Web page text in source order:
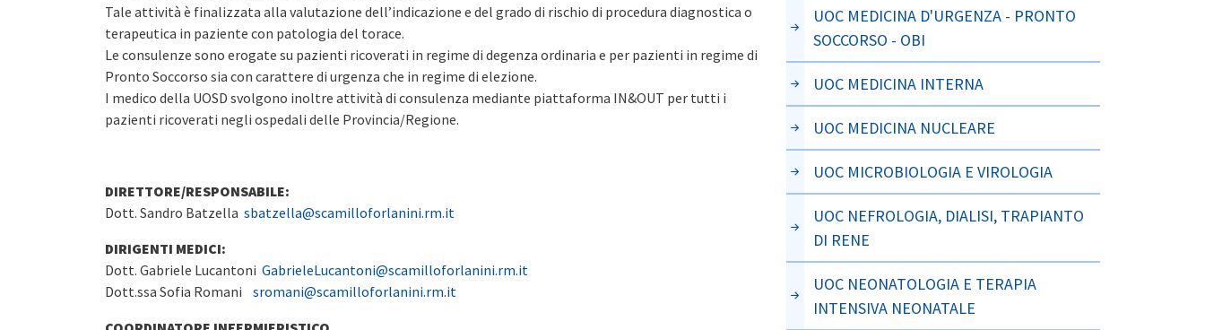
Tale attività è finalizzata alla valutazione dell’indicazione e del grado di rischio di procedura diagnostica o
terapeutica in paziente con patologia del torace.
Le consulenze sono erogate su pazienti ricoverati in regime di degenza ordinaria e per pazienti in regime di
Pronto Soccorso sia con carattere di urgenza che in regime di elezione.
I medico della UOSD svolgono inoltre attività di consulenza mediante piattaforma IN&OUT per tutti i
pazienti ricoverati negli ospedali delle Provincia/Regione.
DIRETTORE/RESPONSABILE:
Dott. Sandro Batzella sbatzella@scamilloforlanini.rm.it
DIRIGENTI MEDICI:
Dott. Gabriele Lucantoni GabrieleLucantoni@scamilloforlanini.rm.it
Dott.ssa Sofia Romani sromani@scamilloforlanini.rm.it
UOC MEDICINA D'URGENZA - PRONTO
SOCCORSO - OBI
UOC MEDICINA INTERNA
UOC MEDICINA NUCLEARE
UOC MICROBIOLOGIA E VIROLOGIA
UOC NEFROLOGIA, DIALISI, TRAPIANTO
DI RENE
UOC NEONATOLOGIA E TERAPIA
INTENSIVA NEONATALE